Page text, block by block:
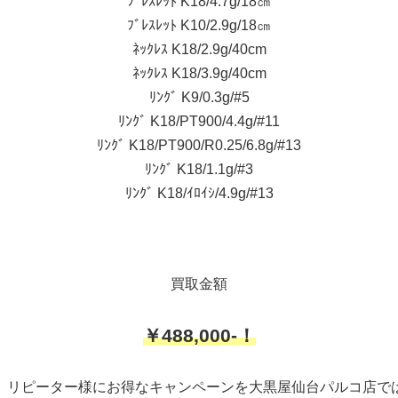
ﾌﾞﾚｽﾚｯﾄ K10/2.9g/18㎝
ﾈｯｸﾚｽ K18/2.9g/40cm
ﾈｯｸﾚｽ K18/3.9g/40cm
ﾘﾝｸﾞ K9/0.3g/#5
ﾘﾝｸﾞ K18/PT900/4.4g/#11
ﾘﾝｸﾞ K18/PT900/R0.25/6.8g/#13
ﾘﾝｸﾞ K18/1.1g/#3
ﾘﾝｸﾞ K18/ｲﾛｲｼ/4.9g/#13
買取金額
￥488,000-！
リピーター様にお得なキャンペーンを大黒屋仙台パルコ店で